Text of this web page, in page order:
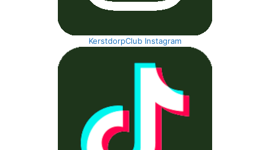
KerstdorpClub Instagram